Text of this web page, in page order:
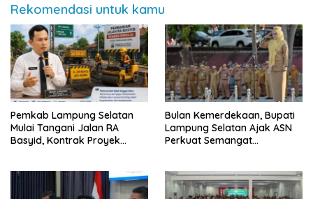
Rekomendasi untuk kamu
Pemkab Lampung Selatan
Mulai Tangani Jalan RA
Basyid, Kontrak Proyek
Bulan Kemerdekaan, Bupati
Lampung Selatan Ajak ASN
Perkuat Semangat